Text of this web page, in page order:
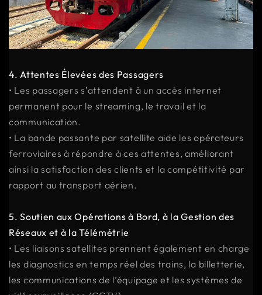
4. Attentes Élevées des Passagers
• Les passagers s’attendent à un accès internet
permanent pour le streaming, le travail et la
communication.
• La bande passante par satellite aide les opérateurs
ferroviaires à répondre à ces attentes, améliorant
ainsi la satisfaction des clients et la compétitivité par
rapport au transport aérien.
5. Soutien aux Opérations à Bord, à la Gestion des
Réseaux et à la Télémétrie
• Les liaisons satellites prennent également en charge
les diagnostics en temps réel des trains, la billetterie,
les communications de l’équipage et les systèmes de